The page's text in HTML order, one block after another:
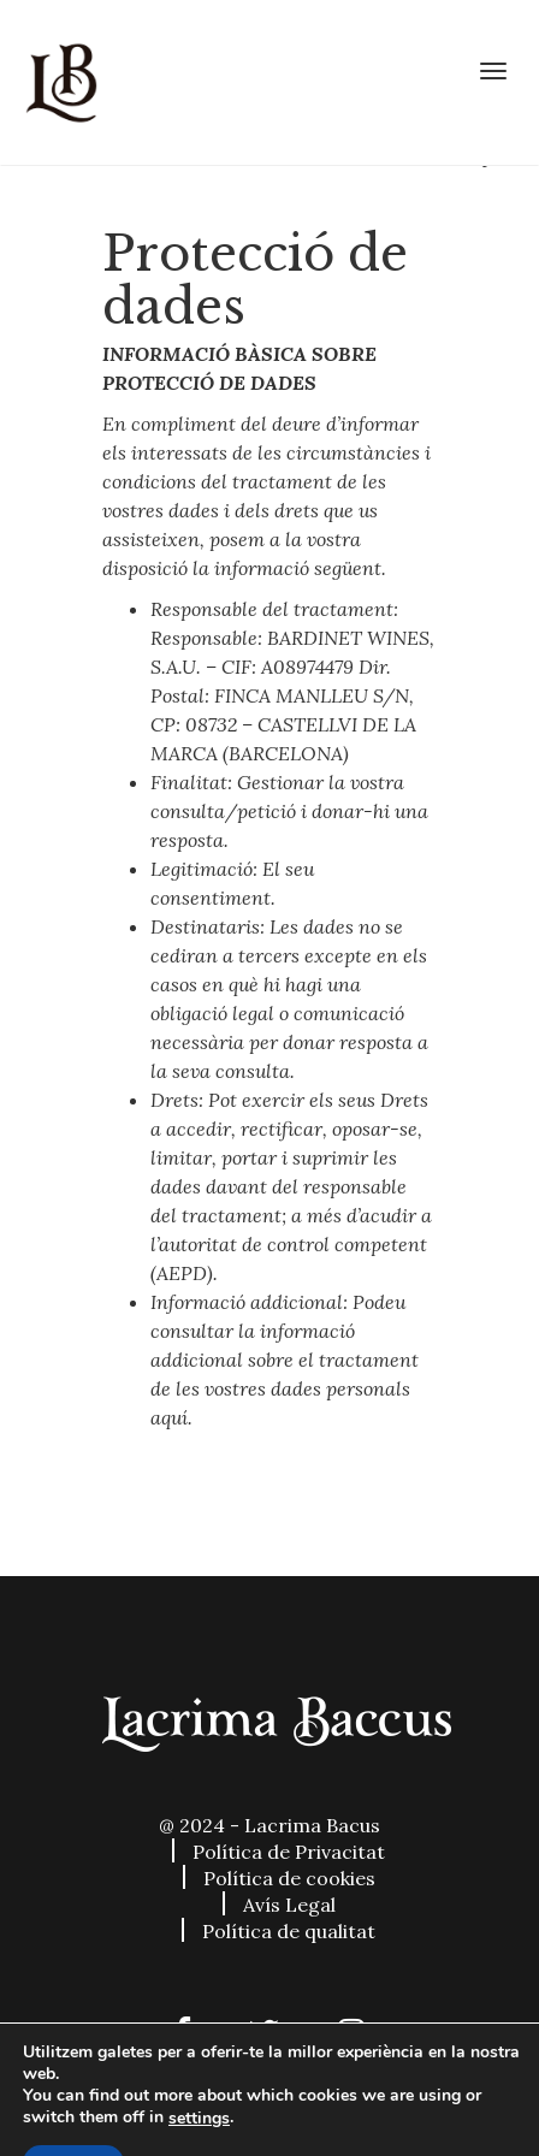
It
Protecció de
dades
INFORMACIÓ BÀSICA SOBRE
PROTECCIÓ DE DADES
En compliment del deure d’informar
els interessats de les circumstàncies i
condicions del tractament de les
vostres dades i dels drets que us
assisteixen, posem a la vostra
disposició la informació següent.
Responsable del tractament:
Responsable: BARDINET WINES,
S.A.U. – CIF: A08974479 Dir.
Postal: FINCA MANLLEU S/N,
CP: 08732 – CASTELLVI DE LA
MARCA (BARCELONA)
Finalitat: Gestionar la vostra
consulta/petició i donar-hi una
resposta.
Legitimació: El seu
consentiment.
Destinataris: Les dades no se
cediran a tercers excepte en els
casos en què hi hagi una
obligació legal o comunicació
necessària per donar resposta a
la seva consulta.
Drets: Pot exercir els seus Drets
a accedir, rectificar, oposar-se,
limitar, portar i suprimir les
dades davant del responsable
del tractament; a més d’acudir a
l’autoritat de control competent
(AEPD).
Informació addicional: Podeu
consultar la informació
addicional sobre el tractament
de les vostres dades personals
aquí.
@ 2024 - Lacrima Bacus
Política de Privacitat
Política de cookies
Avís Legal
Política de qualitat
Utilitzem galetes per a oferir-te la millor experiència en la nostra
web.
You can find out more about which cookies we are using or
switch them off in settings.